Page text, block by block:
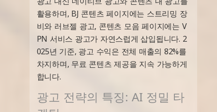
활용하며, BJ 콘텐츠 페이지에는 스트리밍 장
비와 러브젤 광고, 콘텐츠 모음 페이지에는 V
PN 서비스 광고가 자연스럽게 삽입됩니다. 2
025년 기준, 광고 수익은 전체 매출의 82%를
차지하며, 무료 콘텐츠 제공을 지속 가능하게
합니다.
광고 전략의 특징: AI 정밀 타